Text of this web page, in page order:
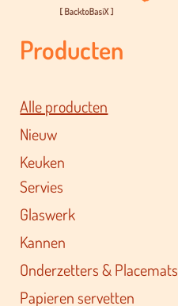
Producten
Alle producten
Nieuw
Keuken
Servies
Glaswerk
Kannen
Onderzetters & Placemats
Papieren servetten